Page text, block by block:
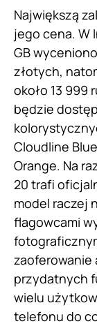
Największą
jego cena. W
GB
złotych,
około 13 999
będzie
Cloudline
Orange. Na
20 trafi
model raczej
flagowcami
zaoferowanie
przydatnych
wielu
telefonu do